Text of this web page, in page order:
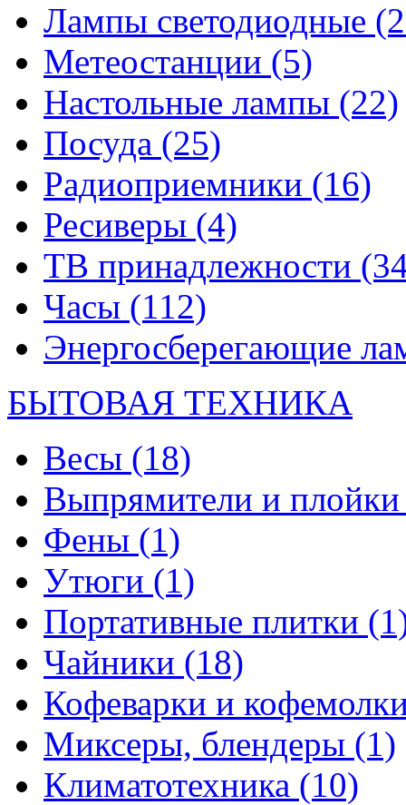
Лампы светодиодные
Метеостанции (5)
Настольные лампы (22)
Посуда (25)
Радиоприемники (16)
Ресиверы (4)
ТВ принадлежности
Часы (112)
Энергосберегающие
БЫТОВАЯ ТЕХНИКА
Весы (18)
Выпрямители и
Фены (1)
Утюги (1)
Портативные плитки
Чайники (18)
Кофеварки и
Миксеры, блендеры (1)
Климатотехника (10)